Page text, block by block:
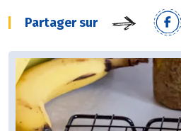
Partager sur